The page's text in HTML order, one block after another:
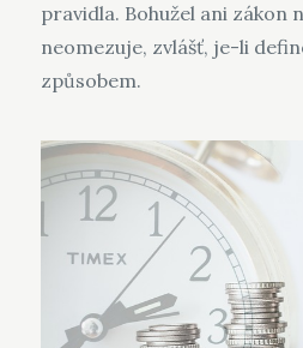
pravidla. Bohužel ani zákon
neomezuje, zvlášť, je-li
způsobem.